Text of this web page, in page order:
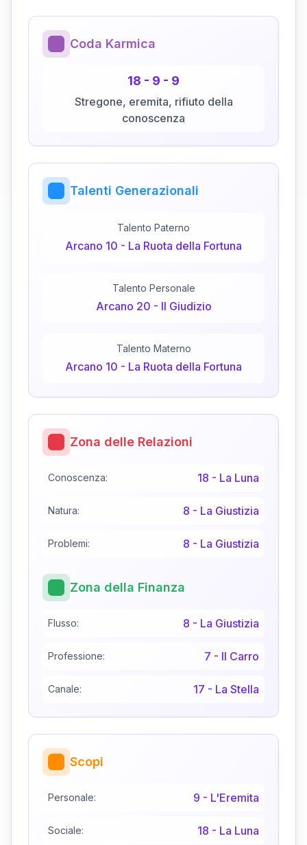
Coda Karmica
18 - 9 - 9
Stregone, eremita, rifiuto della
conoscenza
Talenti Generazionali
Talento Paterno
Arcano 10 - La Ruota della Fortuna
Talento Personale
Arcano 20 - Il Giudizio
Talento Materno
Arcano 10 - La Ruota della Fortuna
Zona delle Relazioni
Conoscenza: 18 - La Luna
Natura: 8 - La Giustizia
Problemi: 8 - La Giustizia
Zona della Finanza
Flusso: 8 - La Giustizia
Professione: 7 - Il Carro
Canale: 17 - La Stella
Scopi
Personale: 9 - L'Eremita
Sociale: 18 - La Luna